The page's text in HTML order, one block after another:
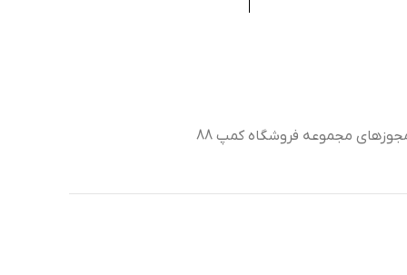
مجموعه فروشگاه کمپ 88